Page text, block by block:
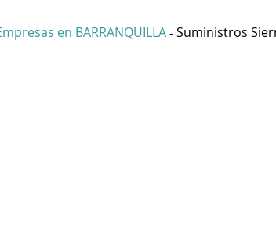
en BARRANQUILLA - Suministros